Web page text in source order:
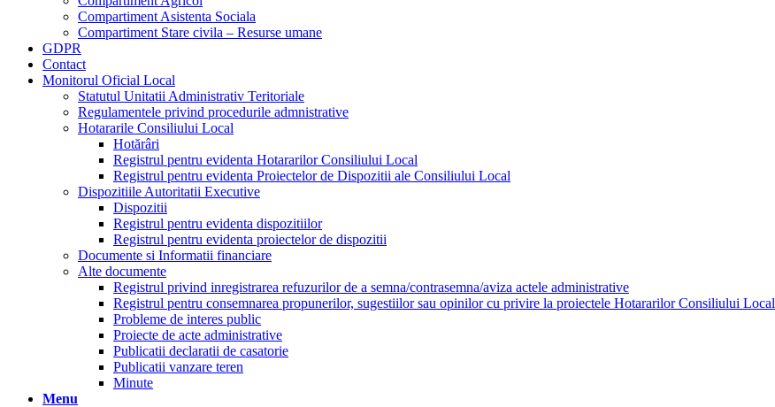
Compartiment Asistenta Sociala
Compartiment Stare civila – Resurse umane
GDPR
Contact
Monitorul Oficial Local
Statutul Unitatii Administrativ Teritoriale
Regulamentele privind procedurile admnistrative
Hotararile Consiliului Local
Hotărâri
Registrul pentru evidenta Hotararilor Consiliului Local
Registrul pentru evidenta Proiectelor de Dispozitii ale Consiliului Local
Dispozitiile Autoritatii Executive
Dispozitii
Registrul pentru evidenta dispozitiilor
Registrul pentru evidenta proiectelor de dispozitii
Documente si Informatii financiare
Alte documente
Registrul privind inregistrarea refuzurilor de a semna/contrasemna/aviza actele administrative
Registrul pentru consemnarea propunerilor, sugestiilor sau opinilor cu privire la proiectele Hotararilor Consiliului Local
Probleme de interes public
Proiecte de acte administrative
Publicatii declaratii de casatorie
Publicatii vanzare teren
Minute
Menu